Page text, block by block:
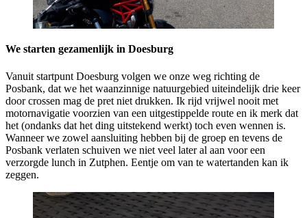
We starten gezamenlijk in Doesburg
Vanuit startpunt Doesburg volgen we onze weg richting de
Posbank, dat we het waanzinnige natuurgebied uiteindelijk drie keer
door crossen mag de pret niet drukken. Ik rijd vrijwel nooit met
motornavigatie voorzien van een uitgestippelde route en ik merk dat
het (ondanks dat het ding uitstekend werkt) toch even wennen is.
Wanneer we zowel aansluiting hebben bij de groep en tevens de
Posbank verlaten schuiven we niet veel later al aan voor een
verzorgde lunch in Zutphen. Eentje om van te watertanden kan ik
zeggen.